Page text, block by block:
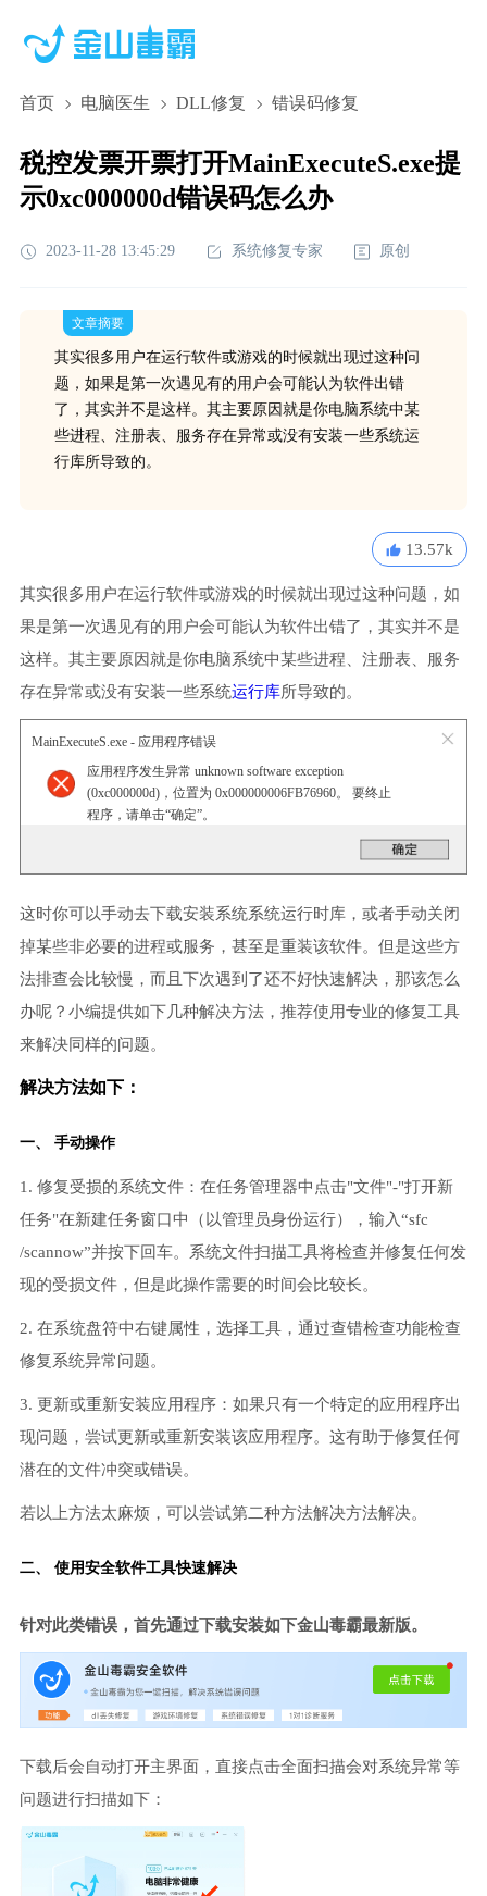
首页 电脑医生 DLL修复 错误码修复
税控发票开票打开MainExecuteS.exe提
示0xc000000d错误码怎么办
2023-11-28 13:45:29 系统修复专家 原创
文章摘要
其实很多用户在运行软件或游戏的时候就出现过这种问
题，如果是第一次遇见有的用户会可能认为软件出错
了，其实并不是这样。其主要原因就是你电脑系统中某
些进程、注册表、服务存在异常或没有安装一些系统运
行库所导致的。
13.57k
其实很多用户在运行软件或游戏的时候就出现过这种问题，如
果是第一次遇见有的用户会可能认为软件出错了，其实并不是
这样。其主要原因就是你电脑系统中某些进程、注册表、服务
存在异常或没有安装一些系统运行库所导致的。
MainExecuteS.exe - 应用程序错误
应用程序发生异常 unknown software exception
(0xc000000d)，位置为 0x000000006FB76960。 要终止
程序，请单击“确定”。
这时你可以手动去下载安装系统系统运行时库，或者手动关闭
掉某些非必要的进程或服务，甚至是重装该软件。但是这些方
法排查会比较慢，而且下次遇到了还不好快速解决，那该怎么
办呢？小编提供如下几种解决方法，推荐使用专业的修复工具
来解决同样的问题。
解决方法如下：
一、 手动操作
1. 修复受损的系统文件：在任务管理器中点击"文件"-"打开新
任务"在新建任务窗口中（以管理员身份运行），输入“sfc
/scannow”并按下回车。系统文件扫描工具将检查并修复任何发
现的受损文件，但是此操作需要的时间会比较长。
2. 在系统盘符中右键属性，选择工具，通过查错检查功能检查
修复系统异常问题。
3. 更新或重新安装应用程序：如果只有一个特定的应用程序出
现问题，尝试更新或重新安装该应用程序。这有助于修复任何
潜在的文件冲突或错误。
若以上方法太麻烦，可以尝试第二种方法解决方法解决。
二、 使用安全软件工具快速解决
针对此类错误，首先通过下载安装如下金山毒霸最新版。
下载后会自动打开主界面，直接点击全面扫描会对系统异常等
问题进行扫描如下：